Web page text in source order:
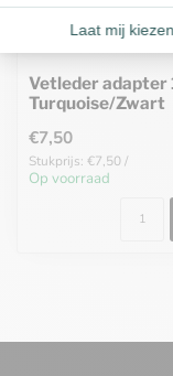
Vetleder adapter
Turquoise/Zwart
€7,50
Stukprijs: €7,50 /
Op voorraad